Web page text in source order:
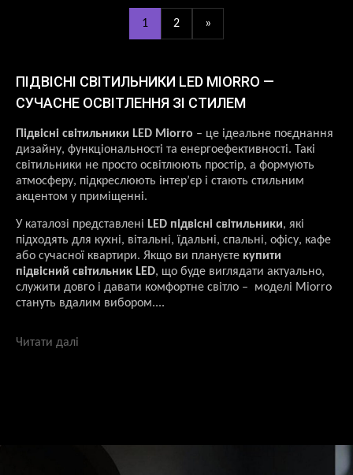
1 2 »
ПІДВІСНІ СВІТИЛЬНИКИ LED MIORRO —
СУЧАСНЕ ОСВІТЛЕННЯ ЗІ СТИЛЕМ
Підвісні світильники LED Miorro – це ідеальне поєднання
дизайну, функціональності та енергоефективності. Такі
світильники не просто освітлюють простір, а формують
атмосферу, підкреслюють інтер’єр і стають стильним
акцентом у приміщенні.
У каталозі представлені LED підвісні світильники, які
підходять для кухні, вітальні, їдальні, спальні, офісу, кафе
або сучасної квартири. Якщо ви плануєте купити
підвісний світильник LED, що буде виглядати актуально,
служити довго і давати комфортне світло – моделі Miorro
стануть вдалим вибором....
Читати далі